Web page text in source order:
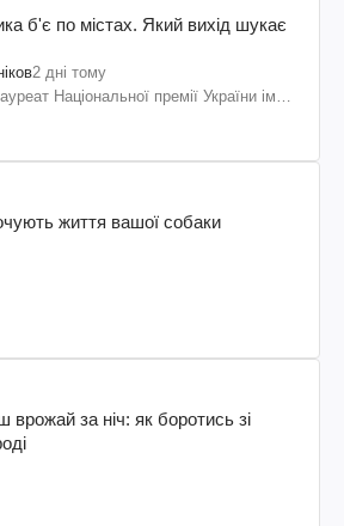
б'є по містах. Який вихід шукає
2 дні тому
Національної премії України ім.
життя вашої собаки
врожай за ніч: як боротись зі